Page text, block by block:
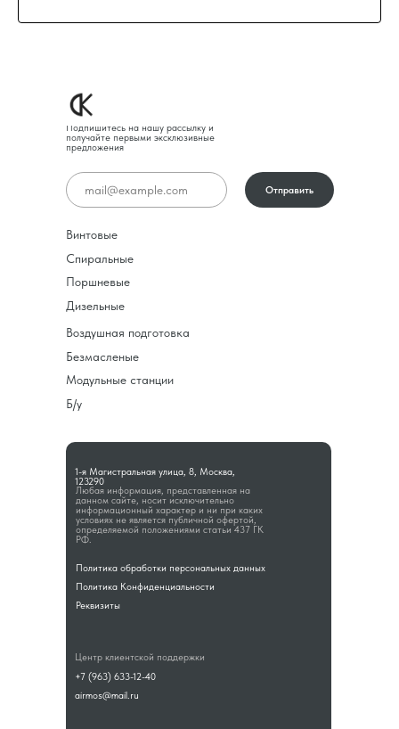
Любая информация, представленная на
данном сайте, носит исключительно
информационный характер и ни при каких
условиях не является публичной офертой,
определяемой положениями статьи 437 ГК
РФ.
1-я Магистральная улица, 8, Москва,
123290
Подпишитесь на нашу рассылку и
получайте первыми эксклюзивные
предложения
Винтовые
Спиральные
Поршневые
Дизельные
Воздушная подготовка
Безмасленые
Модульные станции
Б/у
Политика обработки персональных данных
Политика Конфиденциальности
Реквизиты
Центр клиентской поддержки
+7 (963) 633-12-40
airmos@mail.ru
Отправить